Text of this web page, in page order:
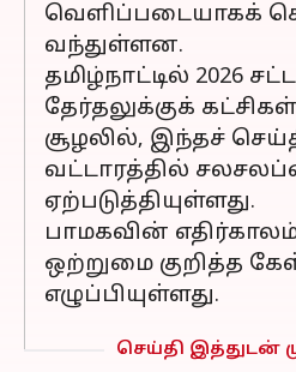
வெளிப்படையாகக்
வந்துள்ளன.
தமிழ்நாட்டில் 2026
தேர்தலுக்குக்
சூழலில், இந்தச்
வட்டாரத்தில்
ஏற்படுத்தியுள்ளது.
பாமகவின்
ஒற்றுமை குறித்த
எழுப்பியுள்ளது.
செய்தி இத்துடன்